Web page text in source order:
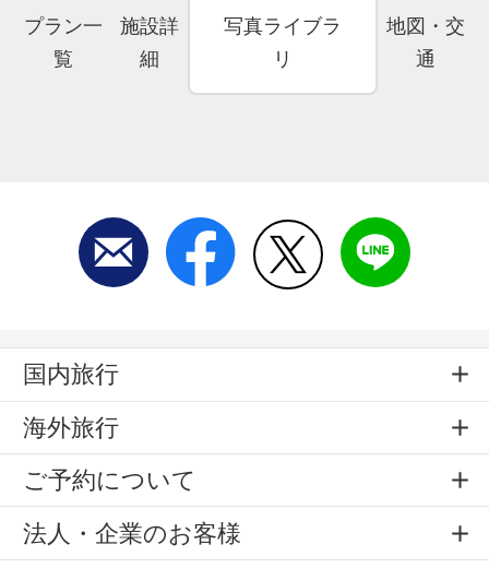
プラン一
覧
施設詳
細
写真ライブラ
リ
地図・交
通
国内旅行
海外旅行
ご予約について
法人・企業のお客様